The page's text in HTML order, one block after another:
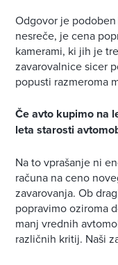
Odgovor je
nesreče, je cena
kamerami, ki jih je
zavarovalnice sicer
popusti razmeroma
Če avto kupimo na
leta starosti
Na to vprašanje ni
računa na ceno
zavarovanja. Ob
popravimo oziroma
manj vrednih
različnih kritij. Naši